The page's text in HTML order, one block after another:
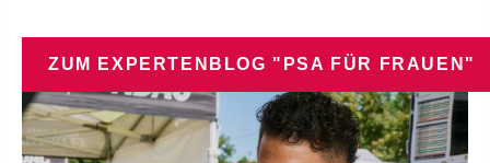
ZUM EXPERTENBLOG "PSA FÜR FRAUEN"